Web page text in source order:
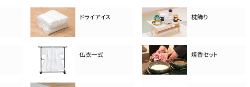
ドライアイス 枕飾り
仏衣一式 焼香セット